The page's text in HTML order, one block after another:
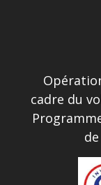
cadre du